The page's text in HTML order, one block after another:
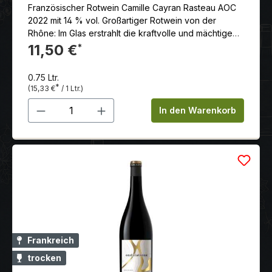
Französischer Rotwein Camille Cayran Rasteau AOC
2022 mit 14 % vol. Großartiger Rotwein von der
Rhône: Im Glas erstrahlt die kraftvolle und mächtige
Cuvée in wundervollem Karminrot. In der Nase
dominieren würzige Noten und Aromen von
untermalt werden. Am Gaumen wiederholen sich die
würzigen Noten der Nase. Körperreich mit präsenten,
weichen Tanninen. Ein wahres Gourmet-Erlebnis in
Kombination mit Rindersteak und Morchelsauce, Salat
Lamm und Wild. Aus den Rebsorten: Grenache, Syrah,
11,50 €*
0.75 Ltr.
(15,33 €* / 1 Ltr.)
Produkt Anzahl: Gib denIn den Warenkorb
Frankreich
trocken